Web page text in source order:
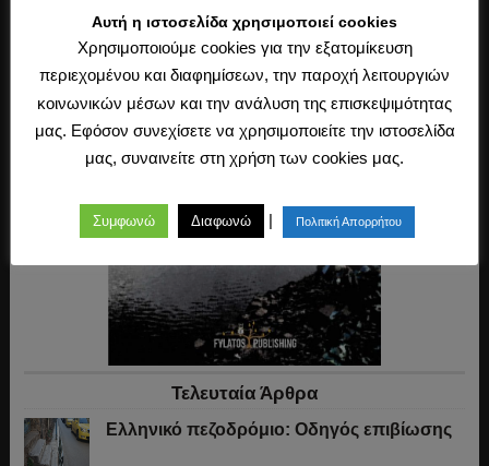
Τελευταία Άρθρα
Ελληνικό πεζοδρόμιο: Οδηγός επιβίωσης
Αυτή η ιστοσελίδα χρησιμοποιεί cookies
Χρησιμοποιούμε cookies για την εξατομίκευση
περιεχομένου και διαφημίσεων, την παροχή λειτουργιών
κοινωνικών μέσων και την ανάλυση της επισκεψιμότητας
μας. Εφόσον συνεχίσετε να χρησιμοποιείτε την ιστοσελίδα
μας, συναινείτε στη χρήση των cookies μας.
Συμφωνώ Διαφωνώ | Πολιτική Απορρήτου